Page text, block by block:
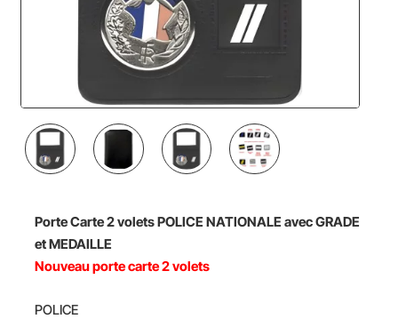
Porte Carte 2 volets POLICE NATIONALE avec GRADE
et MEDAILLE
Nouveau porte carte2 volets
POLICE